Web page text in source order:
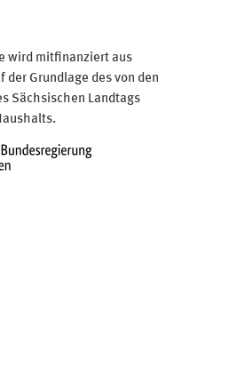
wird mitfinanziert aus
der Grundlage des von den
Sächsischen Landtags